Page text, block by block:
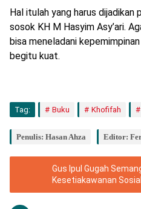
Hal itulah yang harus dijadikan
sosok KH M Hasyim Asy’ari.
bisa meneladani
begitu kuat.
Tag: Buku Khofifah
Penulis: Hasan Ahza Editor:
Gus Ipul Gugah
Kesetiakawanan
Pasuruan